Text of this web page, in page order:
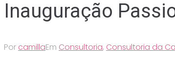
Inauguração
Por camillaEm Consultoria, Consultoria da Ca